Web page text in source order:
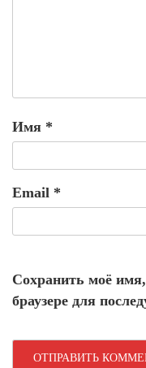
Имя *
Email *
Сохранить моё
браузере для